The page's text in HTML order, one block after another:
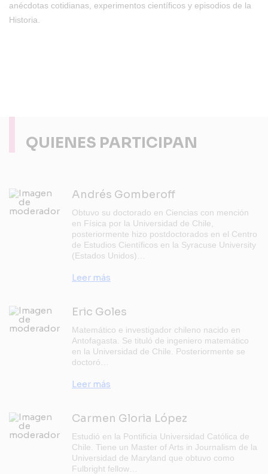
anécdotas cotidianas, experimentos científicos y episodios de la
Historia.
QUIENES PARTICIPAN
Andrés Gomberoff
Obtuvo su doctorado en Ciencias con mención
en Física por la Universidad de Chile,
posteriormente hizo postdoctorados en el Centro
de Estudios Científicos en la Syracuse University
(Estados Unidos)…
Leer más
Eric Goles
Matemático e investigador chileno nacido en
Antofagasta. Se tituló de ingeniero matemático
en la Universidad de Chile. Posteriormente se
doctoró…
Leer más
Carmen Gloria López
Estudió en la Pontificia Universidad Católica de
Chile. Tiene un Master of Arts in Journalism de la
Universidad de Maryland que obtuvo como
Fulbright fellow…